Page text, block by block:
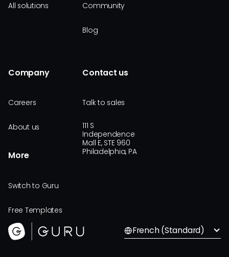
All solutions Community
Blog
Company
Careers
About us
More
Switch to Guru
Free Templates
Contact us
Talk to sales
111 S
Independence
Mall E, STE 960
Philadelphia, PA
French (Standard)